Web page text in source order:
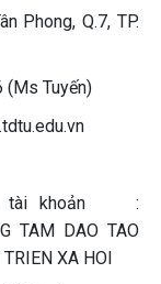
Phong, Q.7, TP.
Tuyến)
tài khoản :
TAM DAO TAO
TRIEN XA HOI